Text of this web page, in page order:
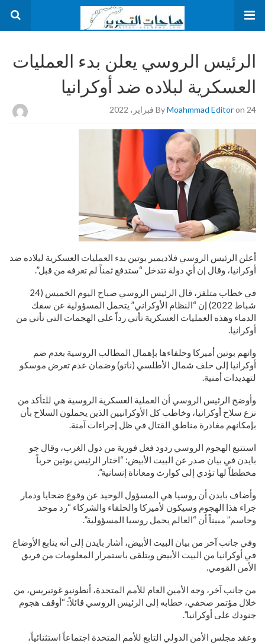
الرئيس الروسي يعلن بدء العمليات
العسكرية لبلاده ضد أوكرانيا
ByMoahmmad Editoron 24 فبراير، 2022
أعلن الرئيس الروسي فلاديمير بوتين بدء العمليات العسكرية لبلاده ضد
أوكرانيا، وقال إن أي دولة تتدخل “ستدفع ثمناً لم تعرفه من قبل”.
في خطاب متلفز، قال الرئيس الروسي صباح اليوم الخميس (24
شباط 2022) إن “النظام الأوكراني” يتحمل المسؤولية عن سفك
الدماء وهذه العمليات العسكرية تأتي رداً على الهجمات التي تأتي من
أوكرانيا.
واتهم بوتين أميركا وحلفاءها بإهمال المطالب الروسية بعدم ضم
أوكرانيا إلى حلف شمال الأطلسي (ناتو) وضمان عدم تعرض موسكو
لتهديدات أمنية.
وأوضح الرئيس الروسي أن العملية العسكرية الروسية هي للتأكد من
نزع سلاح أوكرانيا، وخاطب كل الأوكرانيين الذين يحملون السلاح بأن
بإمكانهم مغادرة مناطق القتال في ظل إجراءات آمنة.
استتبع الهجوم الروسي ردود فعل فورية من دول الغرب، وقال جو
بايدن في بيان صدر عن البيت الأبيض: “اختار الرئيس بوتين حرباً
مخططاً لها تؤدي إلى كوارث ومعاناة إنسانية”.
وأضاف بايدن أن روسيا هي المسؤول الوحيد عن وقوع ضحايا ودمار
جراء هذا الهجوم وسيكون لأميركا والحلفاء والشركاء “رد موحد
وحاسم” مبيناً أن “العالم يحمل روسيا المسؤولية”.
وفي جانب آخر من بيان البيت الأبيض، أشار بايدن إلى أنه يتابع الأوضاع
في أوكرانيا من البيت الأبيض ويتلقى باستمرار المعلومات من فريق
الأمن القومي.
من جانب آخر، وجه الأمين العام للأمم المتحدة، أنطونيو غوتيريس، من
خلال مؤتمر صحفي، خطابه إلى الرئيس الروسي قائلاً: “أوقف هجوم
جنودك على أوكرانيا”.
وعقد مجلس الأمن الدولي التابع للأمم المتحدة اجتماعاً استثنائياً،